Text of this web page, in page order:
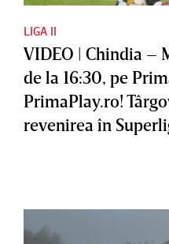
LIGA II
VIDEO | Chindia –
de la 16:30, pe
PrimaPlay.ro!
revenirea în